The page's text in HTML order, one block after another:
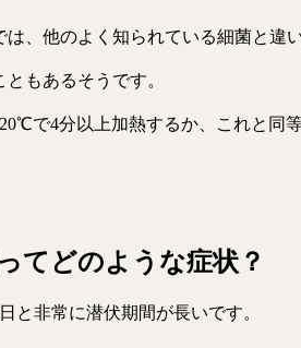
、他のよく知られている細菌と違
もあるそうです。
で4分以上加熱するか、これと同
てどのような症状？
と非常に潜伏期間が長いです。